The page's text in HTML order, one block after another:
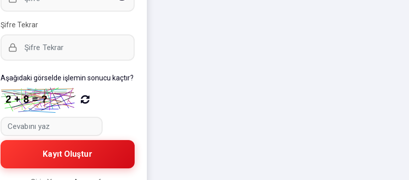
Şifre Tekrar
Aşağıdaki görselde işlemin sonucu kaçtır?
Kayıt Oluştur